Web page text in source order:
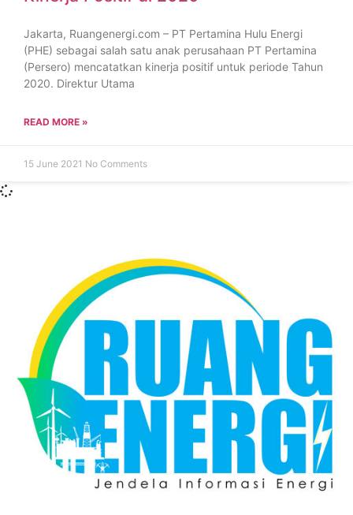
Jakarta, Ruangenergi.com – PT Pertamina Hulu Energi
(PHE) sebagai salah satu anak perusahaan PT Pertamina
(Persero) mencatatkan kinerja positif untuk periode Tahun
2020. Direktur Utama
READ MORE »
15 June 2021 No Comments